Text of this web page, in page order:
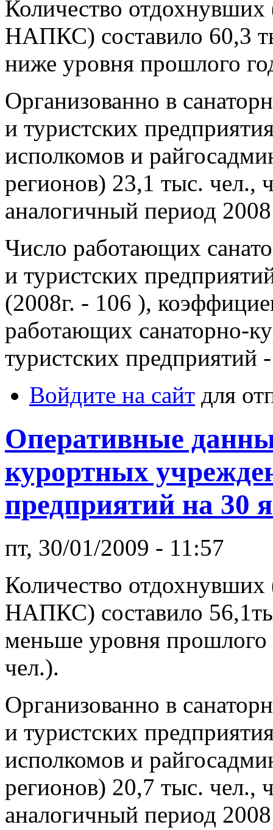
Количество отдохнувших
НАПКС) составило 60,3
ниже уровня прошлого
Организованно в
и туристских
исполкомов и
регионов) 23,1 тыс. чел.,
аналогичный период
Число работающих
и туристских
(2008г. - 106 ),
работающих санаторно-
туристских предприятий
Войдите на сайт для
Оперативные
курортных
предприятий на 30
пт, 30/01/2009 - 11:57
Количество отдохнувших
НАПКС) составило
меньше уровня прошлого
чел.).
Организованно в
и туристских
исполкомов и
регионов) 20,7 тыс. чел.,
аналогичный период